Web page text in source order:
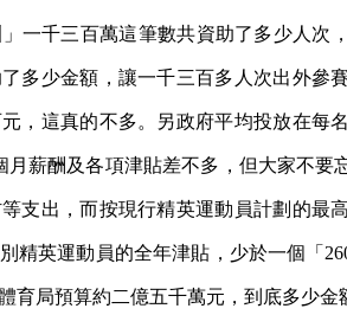
一千三百萬這筆數共資助了多少人次
多少金額，讓一千三百多人次出外參
，這真的不多。另政府平均投放在每
月薪酬及各項津貼差不多，但大家不
支出，而按現行精英運動員計劃的最
精英運動員的全年津貼，少於一個「
育局預算約二億五千萬元，到底多少金